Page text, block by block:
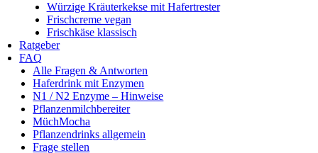
Würzige Kräuterkekse mit Hafertrester
Frischcreme vegan
Frischkäse klassisch
Ratgeber
FAQ
Alle Fragen & Antworten
Haferdrink mit Enzymen
N1 / N2 Enzyme – Hinweise
Pflanzenmilchbereiter
MüchMocha
Pflanzendrinks allgemein
Frage stellen